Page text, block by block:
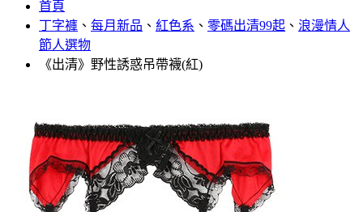
首頁
丁字褲 、 每月新品 、 紅色系 、 零碼出清99起 、 浪漫情人
節人選物
《出清》野性誘惑吊帶襪(紅)